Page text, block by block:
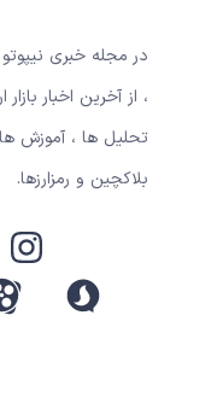
در مجله خبری
، از آخرین اخبار
تحلیل ها ، آموزش
بلاکچین و رمزارزها.